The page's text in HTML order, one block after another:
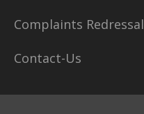
Complaints Redressal
Contact-Us